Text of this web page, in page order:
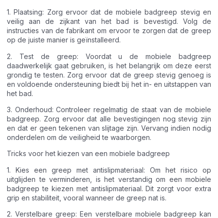
1. Plaatsing: Zorg ervoor dat de mobiele badgreep stevig en
veilig aan de zijkant van het bad is bevestigd. Volg de
instructies van de fabrikant om ervoor te zorgen dat de greep
op de juiste manier is geïnstalleerd.
2. Test de greep: Voordat u de mobiele badgreep
daadwerkelijk gaat gebruiken, is het belangrijk om deze eerst
grondig te testen. Zorg ervoor dat de greep stevig genoeg is
en voldoende ondersteuning biedt bij het in- en uitstappen van
het bad.
3. Onderhoud: Controleer regelmatig de staat van de mobiele
badgreep. Zorg ervoor dat alle bevestigingen nog stevig zijn
en dat er geen tekenen van slijtage zijn. Vervang indien nodig
onderdelen om de veiligheid te waarborgen.
Tricks voor het kiezen van een mobiele badgreep
1. Kies een greep met antislipmateriaal: Om het risico op
uitglijden te verminderen, is het verstandig om een mobiele
badgreep te kiezen met antislipmateriaal. Dit zorgt voor extra
grip en stabiliteit, vooral wanneer de greep nat is.
2. Verstelbare greep: Een verstelbare mobiele badgreep kan